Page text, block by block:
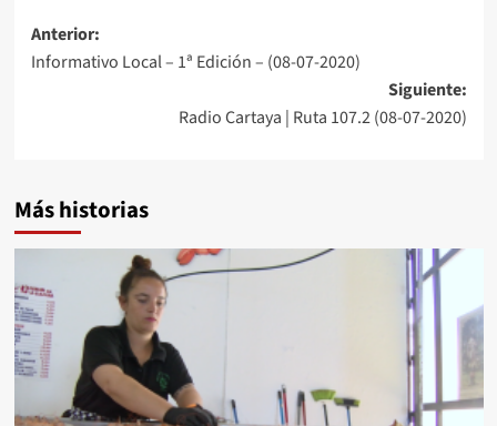
Anterior:
Informativo Local – 1ª Edición – (08-07-2020)
Siguiente:
Radio Cartaya | Ruta 107.2 (08-07-2020)
Más historias